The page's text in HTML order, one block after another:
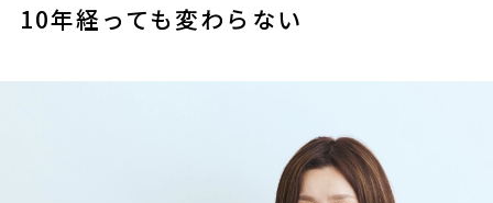
10年経っても変わらない